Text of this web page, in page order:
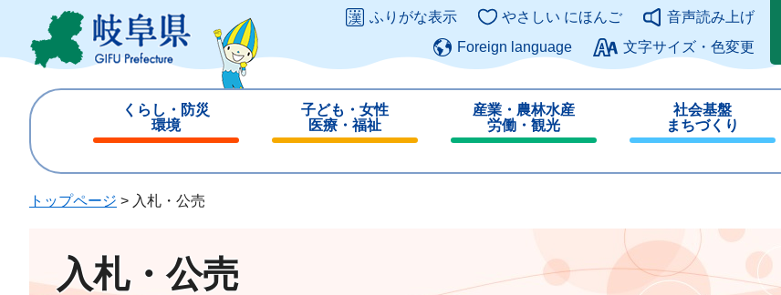
ジ
ュ
このページの本文へ
ふりがな表示 やさしい にほんご
音声読み上げ
Foreign language
文字サイズ・色変更
くらし・防災
環境
じ
子ども・女性
医療・福祉
じ
産業・農林水産
労働・観光
じ
社会基盤
まちづくり
じ
トップページ > 入札・公売
入札・公売